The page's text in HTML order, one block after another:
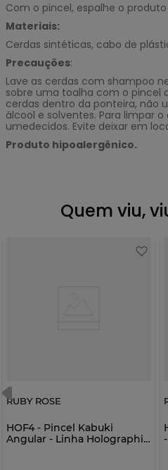
Com o pincel, espalhe o
Materiais:
Cerdas sintéticas, cabo de
Precauções:
Lave as cerdas com shampoo
sobre uma toalha com o pincel
cerdas dentro da ponteira, não
álcool e solventes. Para limpar
umedecidos. Evite deixar em
Produto hipoalergênico.
Quem viu,
RUBY ROSE
HOF4 - Pincel Kabuki
Angular - Linha Holographic